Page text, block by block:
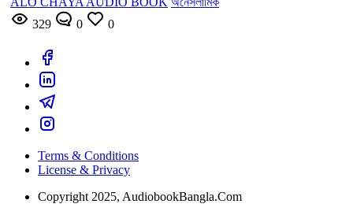
329
0 0
Terms & Conditions
License & Privacy
Copyright 2025, AudiobookBangla.Com